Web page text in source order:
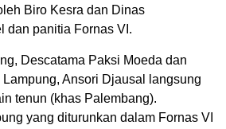
Biro Kesra dan Dinas
dan panitia Fornas VI.
Descatama Paksi Moeda dan
Lampung, Ansori Djausal langsung
tenun (khas Palembang).
yang diturunkan dalam Fornas VI